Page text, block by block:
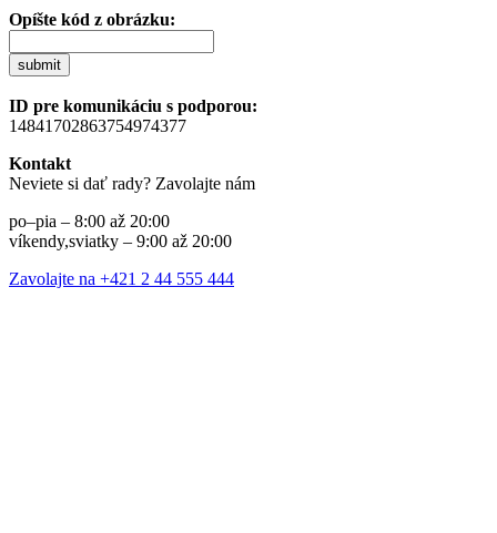
Opíšte kód z obrázku:
submit
ID pre komunikáciu s podporou:
14841702863754974377
Kontakt
Neviete si dať rady? Zavolajte nám
po–pia – 8:00 až 20:00
víkendy,sviatky – 9:00 až 20:00
Zavolajte na +421 2 44 555 444